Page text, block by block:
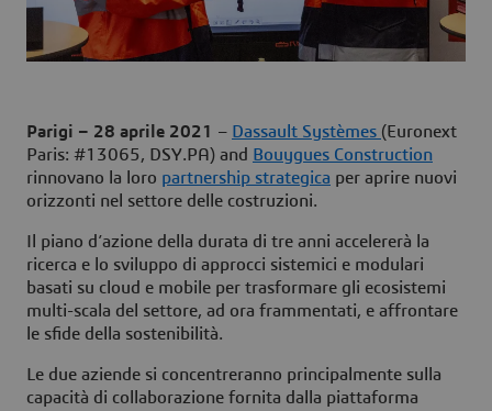
Parigi – 28 aprile 2021 – Dassault Systèmes (Euronext
Paris: #13065, DSY.PA) and
Bouygues Construction
rinnovano la loro partnership strategica per aprire nuovi
orizzonti nel settore delle costruzioni.
Il piano d’azione della durata di tre anni accelererà la
ricerca e lo sviluppo di approcci sistemici e modulari
basati su cloud e mobile per trasformare gli ecosistemi
multi-scala del settore, ad ora frammentati, e affrontare
le sfide della sostenibilità.
Le due aziende si concentreranno principalmente sulla
capacità di collaborazione fornita dalla piattaforma